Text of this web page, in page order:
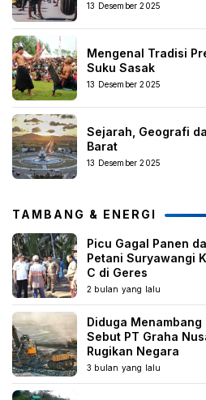
13 Desember 2025
Mengenal Tradisi
Suku Sasak
13 Desember 2025
Sejarah, Geografi
Barat
13 Desember 2025
TAMBANG & ENERGI
Picu Gagal Panen
Petani Suryawangi
C di Geres
2 bulan yang lalu
Diduga Menambang
Sebut PT Graha
Rugikan Negara
3 bulan yang lalu